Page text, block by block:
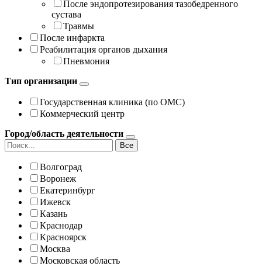
После эндопротезирования тазобедренного
сустава
Травмы
После инфаркта
Реабилитация органов дыхания
Пневмония
Тип организации
Государственная клиника (по ОМС)
Коммерческий центр
Город/область деятельности
Все
Волгоград
Воронеж
Екатеринбург
Ижевск
Казань
Краснодар
Красноярск
Москва
Московская область